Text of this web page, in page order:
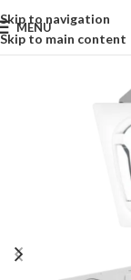
Skip to navigation
Skip to main content
MENU